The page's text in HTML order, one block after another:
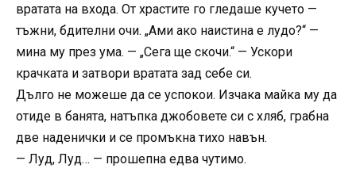
вратата на входа. От храстите го гледаше кучето —
тъжни, бдителни очи. „Ами ако наистина е лудо?“ —
мина му през ума. — „Сега ще скочи.“ — Ускори
крачката и затвори вратата зад себе си.
Дълго не можеше да се успокои. Изчака майка му да
отиде в банята, натъпка джобовете си с хляб, грабна
две наденички и се промъкна тихо навън.
— Луд, Луд… — прошепна едва чутимо.